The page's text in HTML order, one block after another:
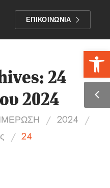
ΕΠΙΚΟΙΝΩΝΙΑ
24
2024
/ 2024 /
/ 24